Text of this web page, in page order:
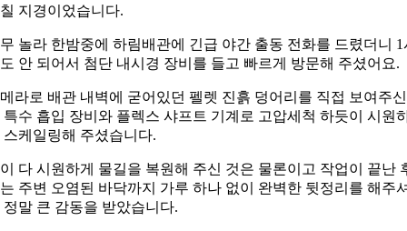
지경이었습니다.
놀라 한밤중에 하림배관에 긴급 야간 출동 전화를 드렸더니 1
안 되어서 첨단 내시경 장비를 들고 빠르게 방문해 주셨어요.
라로 배관 내벽에 굳어있던 펠렛 진흙 덩어리를 직접 보여주신
특수 흡입 장비와 플렉스 샤프트 기계로 고압세척 하듯이 시원
스케일링해 주셨습니다.
다 시원하게 물길을 복원해 주신 것은 물론이고 작업이 끝난
주변 오염된 바닥까지 가루 하나 없이 완벽한 뒷정리를 해주
정말 큰 감동을 받았습니다.